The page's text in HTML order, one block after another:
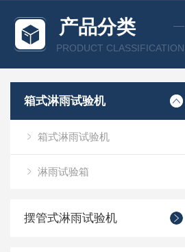
产品分类
PRODUCT CLASSIFICATION
箱式淋雨试验机
箱式淋雨试验机
淋雨试验箱
摆管式淋雨试验机